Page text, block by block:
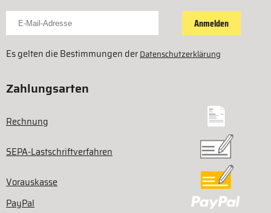
Für Newsletter anmelden
Anmelden
Es gelten die Bestimmungen derDatenschutzerklärung
Zahlungsarten
Rechnung
SEPA-Lastschriftverfahren
Vorauskasse
PayPal